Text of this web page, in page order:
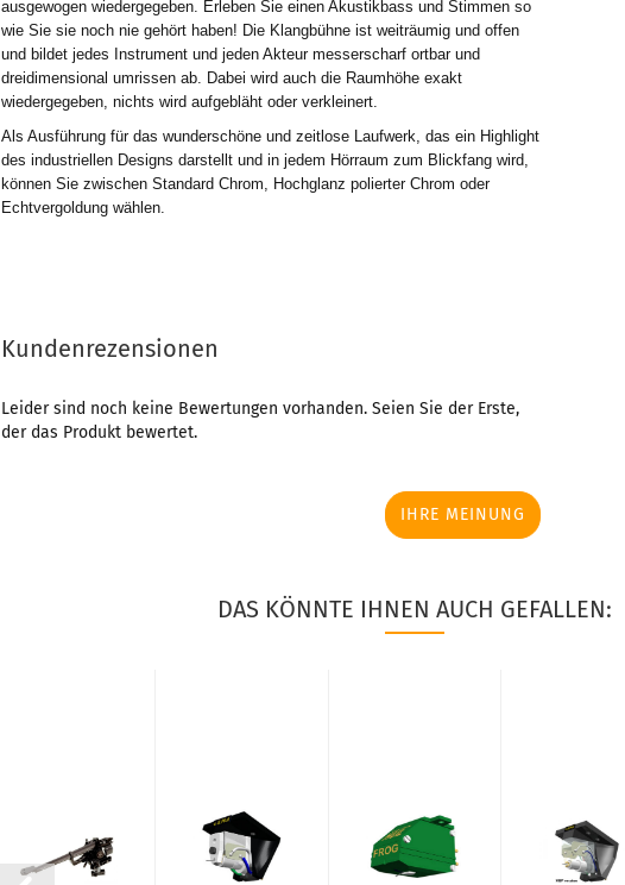
ausgewogen wiedergegeben. Erleben Sie einen Akustikbass und Stimmen so
wie Sie sie noch nie gehört haben! Die Klangbühne ist weiträumig und offen
und bildet jedes Instrument und jeden Akteur messerscharf ortbar und
dreidimensional umrissen ab. Dabei wird auch die Raumhöhe exakt
wiedergegeben, nichts wird aufgebläht oder verkleinert.
Als Ausführung für das wunderschöne und zeitlose Laufwerk, das ein Highlight
des industriellen Designs darstellt und in jedem Hörraum zum Blickfang wird,
können Sie zwischen Standard Chrom, Hochglanz polierter Chrom oder
Echtvergoldung wählen.
Kundenrezensionen
Leider sind noch keine Bewertungen vorhanden. Seien Sie der Erste,
der das Produkt bewertet.
IHRE MEINUNG
DAS KÖNNTE IHNEN AUCH GEFALLEN: